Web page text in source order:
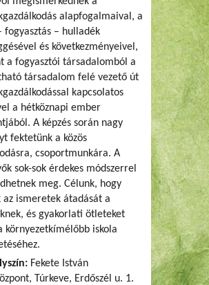
alapfogalmaival, a
fogyasztás – hulladék
és következményeivel,
a fogyasztói társadalomból a
társadalom felé vezető út
kapcsolatos
a hétköznapi ember
A képzés során nagy
fektetünk a közös
csoportmunkára. A
sok-sok érdekes módszerrel
meg. Célunk, hogy
az ismeretek átadását a
és gyakorlati ötleteket
környezetkímélőbb iskola
Fekete István
Túrkeve, Erdőszél u. 1.